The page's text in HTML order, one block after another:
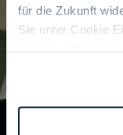
für die Zukunft
Sie unter Cookie